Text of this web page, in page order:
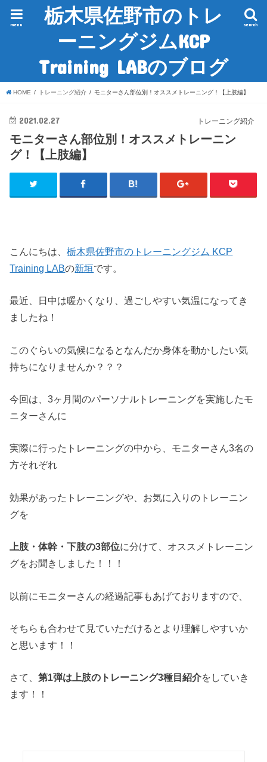
栃木県佐野市のトレ
ーニングジムKCP
Training LABのブログ
search
menu
HOME トレーニング紹介 モニターさん部位別！オススメトレーニング！【上肢編】
トレーニング紹介
2021.02.27
モニターさん部位別！オススメトレーニン
グ！【上肢編】
こんにちは、栃木県佐野市のトレーニングジム KCP
Training LABの新垣です。
最近、日中は暖かくなり、過ごしやすい気温になってき
ましたね！
このぐらいの気候になるとなんだか身体を動かしたい気
持ちになりませんか？？？
今回は、3ヶ月間のパーソナルトレーニングを実施したモ
ニターさんに
実際に行ったトレーニングの中から、モニターさん3名の
方それぞれ
効果があったトレーニングや、お気に入りのトレーニン
グを
上肢・体幹・下肢の3部位に分けて、オススメトレーニン
グをお聞きしました！！！
以前にモニターさんの経過記事もあげておりますので、
そちらも合わせて見ていただけるとより理解しやすいか
と思います！！
さて、第1弾は上肢のトレーニング3種目紹介をしていき
ます！！